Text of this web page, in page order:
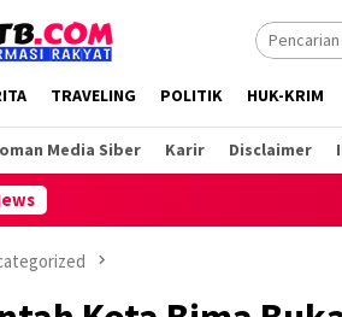
TRAVELING POLITIK HUK-KRIM
Media Siber Karir Disclaimer